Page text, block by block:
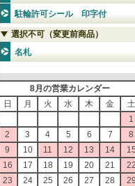
駐輪許可シール 印字付
選択不可（変更前商品）
名札
8月の営業カレンダー
日
月 火 水 木 金
土
1
2
3 4 5 6 7
8
9
10 11 12 13 14
15
16
17 18 19 20 21
22
23
24 25 26 27 28
29